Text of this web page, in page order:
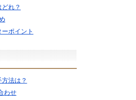
れ？
ポイント
法は？
わせ